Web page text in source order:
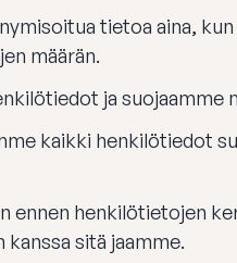
tietoa aina,
määrän.
ja suojaamme
kaikki henkilötiedot
ennen henkilötietojen
sitä jaamme.